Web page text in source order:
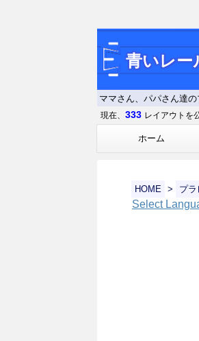
青いレ
ママさん、パパさん達
現在、 333 レイアウトを
ホーム
HOME > プ
Select